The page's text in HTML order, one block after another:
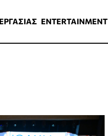
ENTERTAINMENT